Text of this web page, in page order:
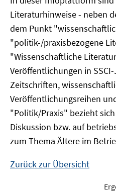
Literaturhinweise - neben
dem Punkt
"politik-/praxisbezogene
"Wissenschaftliche
Veröffentlichungen in
Zeitschriften,
Veröffentlichungsreihen
"Politik/Praxis" bezieht
Diskussion bzw. auf
zum Thema Ältere im
Zurück zur Übersicht